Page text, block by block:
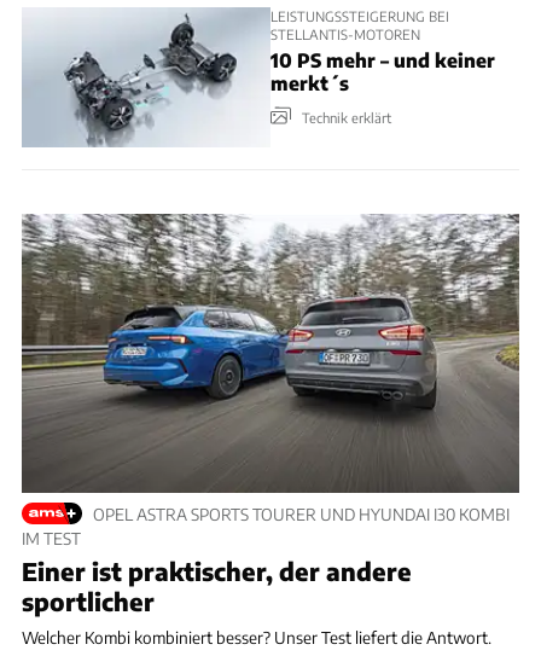
LEISTUNGSSTEIGERUNG BEI
STELLANTIS-MOTOREN
10 PS mehr – und keiner
merkt´s
Technik erklärt
OPEL ASTRA SPORTS TOURER UND HYUNDAI I30 KOMBI
IM TEST
Einer ist praktischer, der andere
sportlicher
Welcher Kombi kombiniert besser? Unser Test liefert die Antwort.